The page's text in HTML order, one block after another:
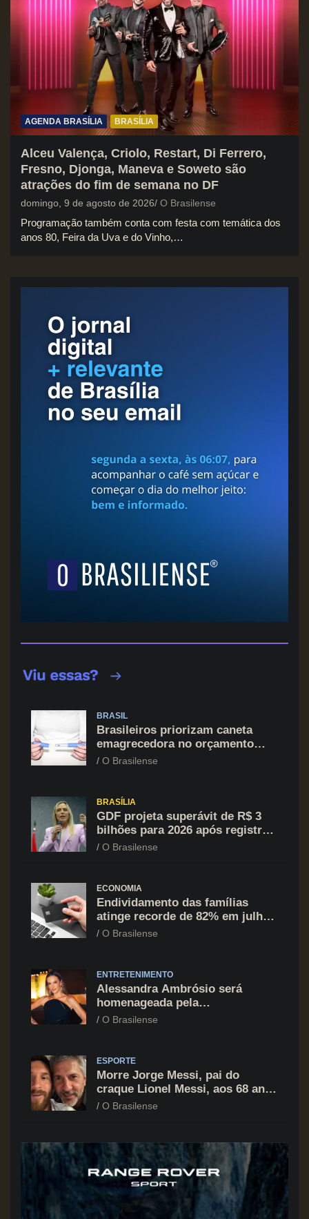
AGENDA BRASÍLIA BRASÍLIA
Alceu Valença, Criolo, Restart, Di Ferrero,
Fresno, Djonga, Maneva e Soweto são
atrações do fim de semana no DF
domingo, 9 de agosto de 2026 O Brasilense
Programação também conta com festa com temática dos
anos 80, Feira da Uva e do Vinho,…
BRASIL
Brasileiros priorizam caneta
emagrecedora no orçamento
mesmo em situação de aperto
O Brasilense
BRASÍLIA
GDF projeta superávit de R$ 3
bilhões para 2026 após registrar
recuo no déficit
O Brasilense
ECONOMIA
Endividamento das famílias
atinge recorde de 82% em julho;
cartão de crédito segue como
O Brasilense
ENTRETENIMENTO
Alessandra Ambrósio será
homenageada pela
BrazilFoundation no New York
O Brasilense
ESPORTE
Morre Jorge Messi, pai do
craque Lionel Messi, aos 68 anos
na Argentina
O Brasilense